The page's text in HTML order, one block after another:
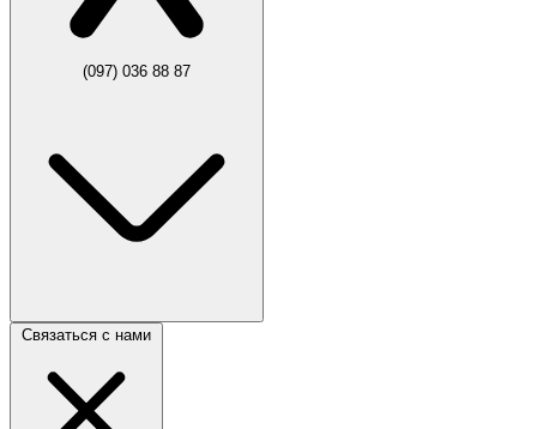
(097) 036 88 87
Связаться с нами